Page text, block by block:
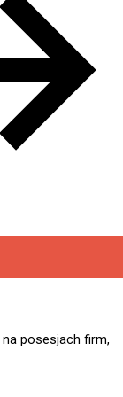
posesjach firm,